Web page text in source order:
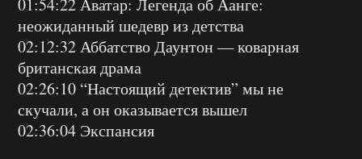
неожиданный шедевр из детства
02:12:32 Аббатство Даунтон — коварная
британская драма
02:26:10 “Настоящий детектив” мы не
скучали, а он оказывается вышел
02:36:04 Экспансия